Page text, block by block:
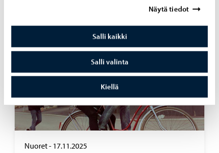
Näytä tiedot
Salli kaikki
Salli valinta
Kiellä
Nuoret- 17.11.2025